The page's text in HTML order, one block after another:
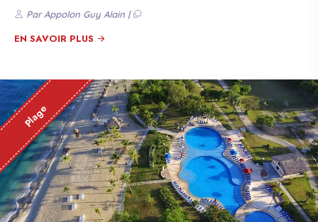
splendides qui raviront les amateurs de soleil, d’eau turquoise et de
sable fin. Découvrez les trésors cachés et les incontournables de la
côte haïtienne pour un été inoubliable.
Par Appolon Guy Alain |
EN SAVOIR PLUS
Plage